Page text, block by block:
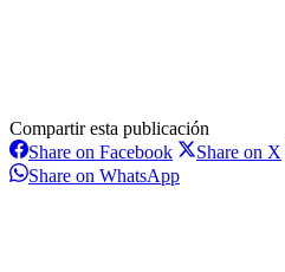
Compartir esta publicación
Share on FacebookShare
on
Facebook
Share on X
Share on WhatsAppShare